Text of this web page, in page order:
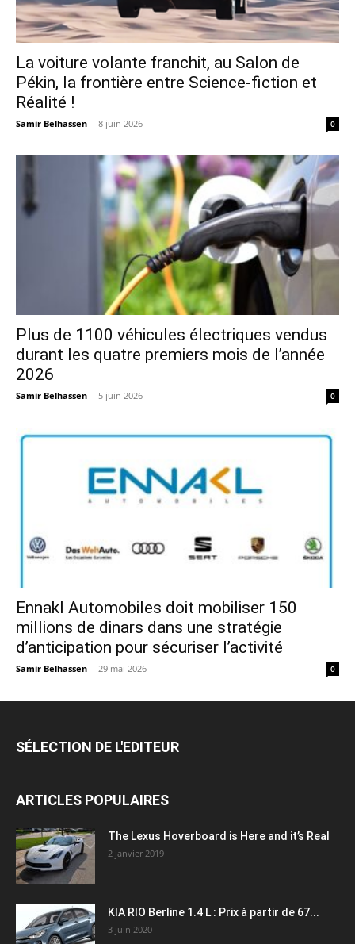
La voiture volante franchit, au Salon de
Pékin, la frontière entre Science-fiction et
Réalité !
Samir Belhassen - 8 juin 2026 0
Plus de 1100 véhicules électriques vendus
durant les quatre premiers mois de l’année
2026
Samir Belhassen - 5 juin 2026 0
Ennakl Automobiles doit mobiliser 150
millions de dinars dans une stratégie
d’anticipation pour sécuriser l’activité
Samir Belhassen - 29 mai 2026 0
SÉLECTION DE L'EDITEUR
ARTICLES POPULAIRES
The Lexus Hoverboard is Here and it’s Real
2 janvier 2019
KIA RIO Berline 1.4 L : Prix à partir de 67...
3 juin 2020